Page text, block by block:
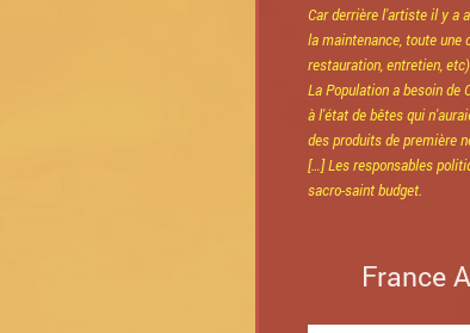
Car derrière l'artiste il y a
la maintenance, toute une
restauration, entretien, etc).
La Population a besoin de
à l'état de bêtes qui
des produits de première
[…] Les responsables
sacro-saint budget.
France